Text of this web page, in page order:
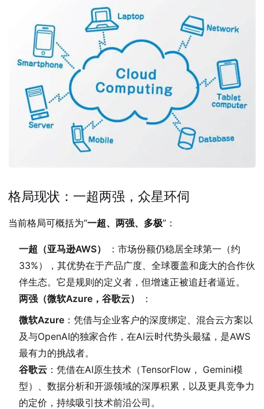
格局现状：一超两强，众星环伺
当前格局可概括为“一超、两强、多极”：
一超（亚马逊AWS）
：市场份额仍稳居全球第一（约
33%），其优势在于产品广度、全球覆盖和庞大的合作伙
伴生态。它是规则的定义者，但增速正被追赶者逼近。
两强（微软Azure，谷歌云）
：
微软Azure ：凭借与企业客户的深度绑定、混合云方案以
及与OpenAI的独家合作，在AI云时代势头最猛，是AWS
最有力的挑战者。
谷歌云 ：凭借在AI原生技术（TensorFlow， Gemini模
型）、数据分析和开源领域的深厚积累，以及更具竞争力
的定价，持续吸引技术前沿公司。